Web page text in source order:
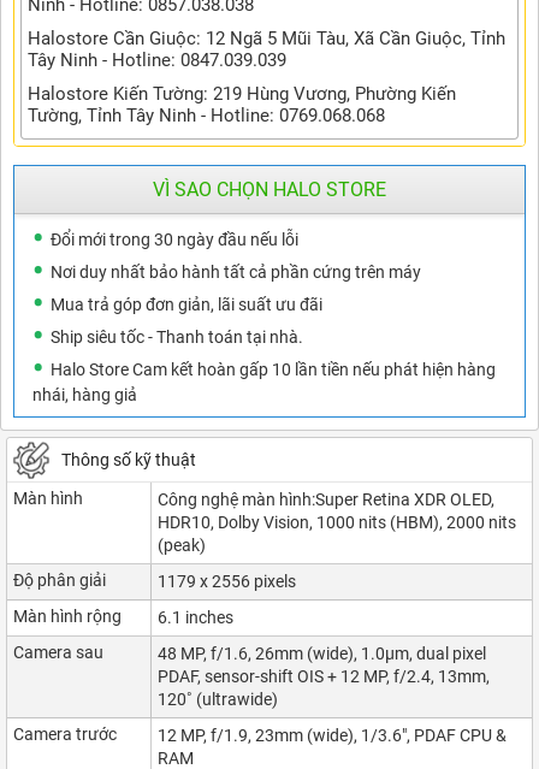
Ninh - Hotline: 0857.038.038
Halostore Cần Giuộc: 12 Ngã 5 Mũi Tàu, Xã Cần Giuộc, Tỉnh
Tây Ninh - Hotline: 0847.039.039
Halostore Kiến Tường: 219 Hùng Vương, Phường Kiến
Tường, Tỉnh Tây Ninh - Hotline: 0769.068.068
VÌ SAO CHỌN HALO STORE
Đổi mới trong 30 ngày đầu nếu lỗi
Nơi duy nhất bảo hành tất cả phần cứng trên máy
Mua trả góp đơn giản, lãi suất ưu đãi
Ship siêu tốc - Thanh toán tại nhà.
Halo Store Cam kết hoàn gấp 10 lần tiền nếu phát hiện hàng
nhái, hàng giả
Thông số kỹ thuật
Màn hình
Công nghệ màn hình:Super Retina XDR OLED,
HDR10, Dolby Vision, 1000 nits (HBM), 2000 nits
(peak)
Độ phân giải
1179 x 2556 pixels
Màn hình rộng
6.1 inches
Camera sau
48 MP, f/1.6, 26mm (wide), 1.0µm, dual pixel
PDAF, sensor-shift OIS + 12 MP, f/2.4, 13mm,
120˚ (ultrawide)
Camera trước
12 MP, f/1.9, 23mm (wide), 1/3.6″, PDAF CPU &
RAM